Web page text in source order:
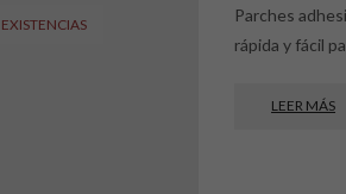
EXISTENCIAS
Parches
rápida y fácil
LEER MÁS